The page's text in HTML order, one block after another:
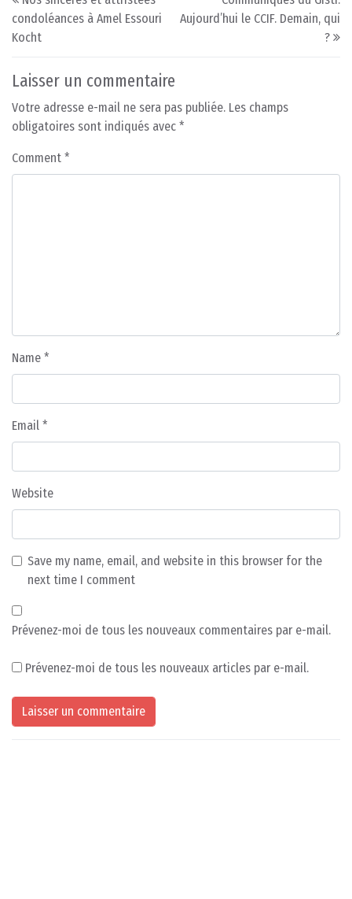
condoléances à Amel Essouri
Kocht
Aujourd’hui le CCIF. Demain, qui
?
Laisser un commentaire
Votre adresse e-mail ne sera pas publiée. Les champs
obligatoires sont indiqués avec *
Comment *
Name *
Email *
Website
Save my name, email, and website in this browser for the
next time I comment
Prévenez-moi de tous les nouveaux commentaires par e-mail.
Prévenez-moi de tous les nouveaux articles par e-mail.